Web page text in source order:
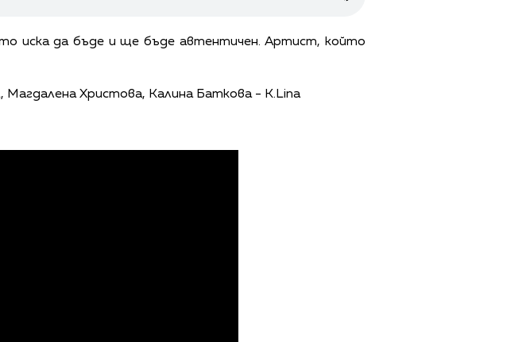
иска да бъде и ще бъде автентичен. Артист, който
Христова, Калина Баткова - K.Lina